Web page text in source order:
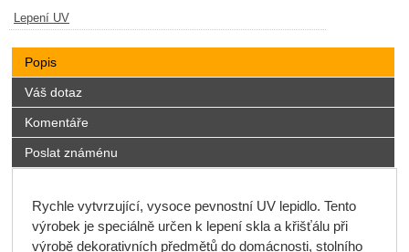
Lepení UV
Popis
Váš dotaz
Komentáře
Poslat známénu
Rychle vytvrzující, vysoce pevnostní UV lepidlo. Tento
výrobek je speciálně určen k lepení skla a křišťálu při
výrobě dekorativních předmětů do domácnosti, stolního